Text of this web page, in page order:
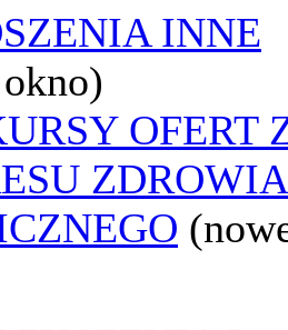
INNE
OFERT
ZDROWIA